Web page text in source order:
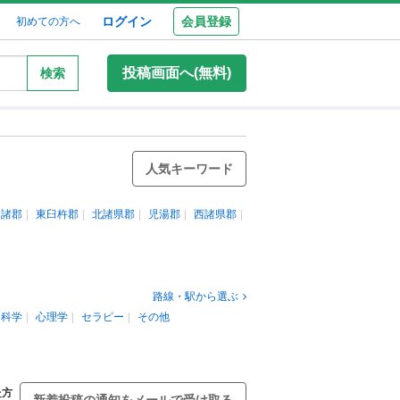
初めての方へ ログイン 会員登録
検索 投稿画面へ(無料)
人気キーワード
郡 東臼杵郡 北諸県郡 児湯郡 西諸県郡
路線・駅から選ぶ
科学
心理学 セラピー その他